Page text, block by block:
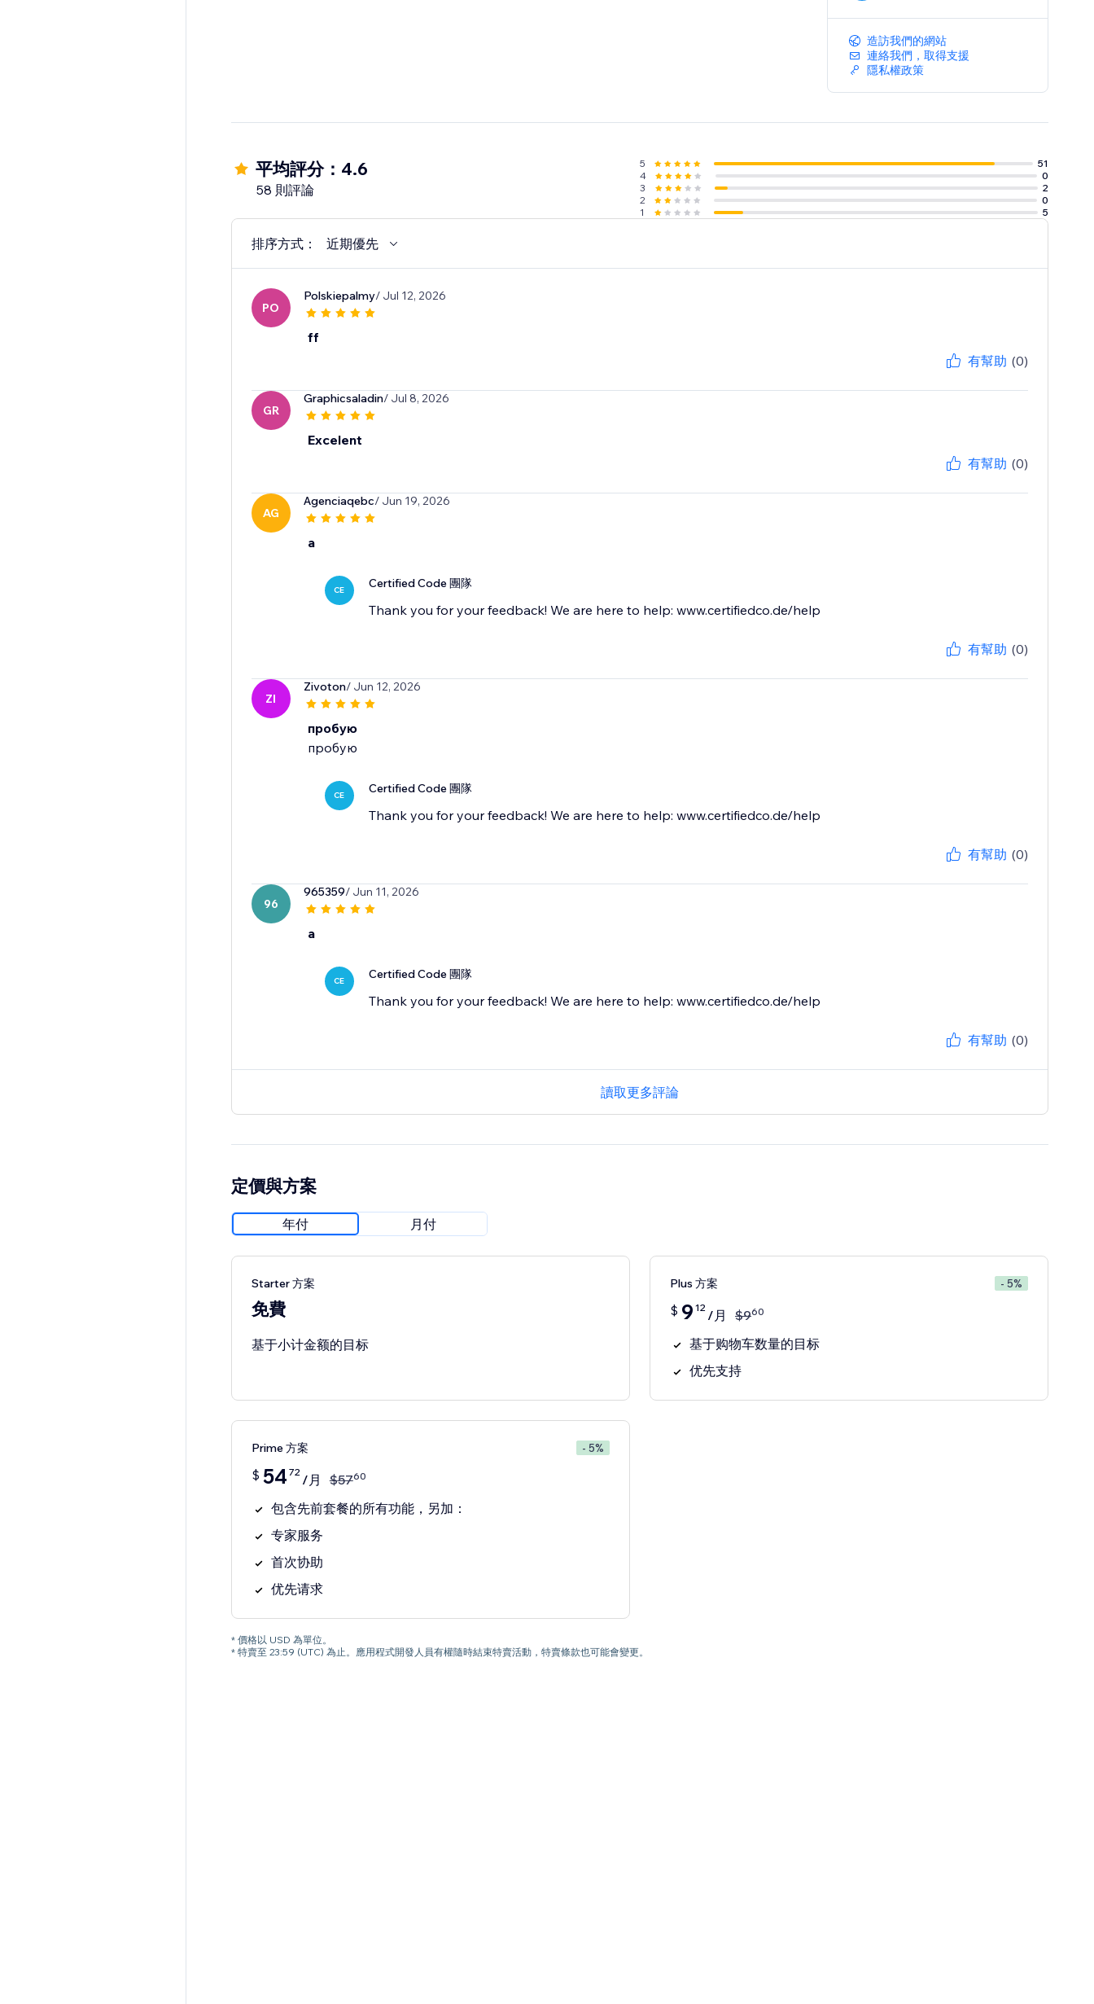
造訪我們的網站
連絡我們，取得支援
隱私權政策
平均評分：4.6
58 則評論
5
51
4
0
3
2
2
0
1
5
排序方式： 近期優先
PO
Polskiepalmy/ Jul 12, 2026
ff
有幫助 (0)
GR
Graphicsaladin/ Jul 8, 2026
Excelent
有幫助 (0)
AG
Agenciaqebc/ Jun 19, 2026
a
CE Certified Code 團隊
Thank you for your feedback! We are here to help: www.certifiedco.de/help
有幫助 (0)
ZI
Zivoton/ Jun 12, 2026
пробую
пробую
CE Certified Code 團隊
Thank you for your feedback! We are here to help: www.certifiedco.de/help
有幫助 (0)
96
965359/ Jun 11, 2026
a
CE Certified Code 團隊
Thank you for your feedback! We are here to help: www.certifiedco.de/help
有幫助 (0)
讀取更多評論
定價與方案
年付 月付
Starter 方案
免費
基于小计金额的目标
Plus 方案 - 5%
$ 9 12 /月 $960
基于购物车数量的目标
优先支持
Prime 方案 - 5%
$ 54 72 /月 $5760
包含先前套餐的所有功能，另加：
专家服务
首次协助
优先请求
* 價格以 USD 為單位。
* 特賣至 23:59 (UTC) 為止。應用程式開發人員有權隨時結束特賣活動，特賣條款也可能會變更。